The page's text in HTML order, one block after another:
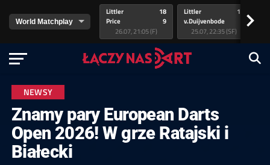
Littler
Price
18
9
26.07, 21:05 (F)
Littler
v.Duijvenbode
17
25.07, 22:35 (SF)
>
NEWSY
Znamy pary European Darts
Open 2026! W grze Ratajski i
Białecki